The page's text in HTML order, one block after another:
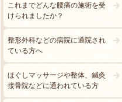
これまでどんな腰痛の施術を受
けられましたか？
整形外科などの病院に通院され
ている方へ
ほぐしマッサージや整体、鍼灸
接骨院などに通われている方